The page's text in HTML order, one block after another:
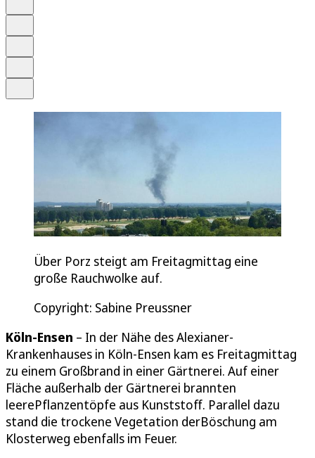
Über Porz steigt am Freitagmittag eine
große Rauchwolke auf.
Copyright: Sabine Preussner
Köln-Ensen – In der Nähe des Alexianer-
Krankenhauses in Köln-Ensen kam es Freitagmittag
zu einem Großbrand in einer Gärtnerei. Auf einer
Fläche außerhalb der Gärtnerei brannten
leerePflanzentöpfe aus Kunststoff. Parallel dazu
stand die trockene Vegetation derBöschung am
Klosterweg ebenfalls im Feuer.